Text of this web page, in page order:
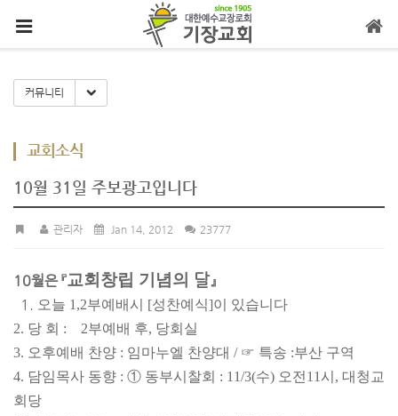
커뮤니티 Toggle Dropdown
교회소식
10월 31일 주보광고입니다
관리자 Jan 14, 2012 23777
10월은 『교회창립 기념의 달』
1. 오늘 1,2부예 배시 [성찬예식]이 있습니다
2. 당 회 : 2부예배 후, 당회실
3. 오후예배 찬양 : 임마누엘 찬양대 / ☞ 특송 :부산 구역
4. 담임목사 동향 : ① 동부시찰회 : 11/3(수) 오전 11시, 대청교
회당